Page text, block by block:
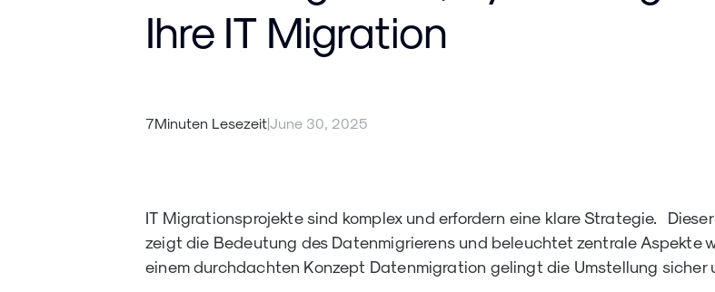
Ihre IT Migration
7Minuten Lesezeit|June 30, 2025
IT Migrationsprojekte sind komplex und erfordern eine klare Strategie.
zeigt die Bedeutung des Datenmigrierens und beleuchtet zentrale
einem durchdachten Konzept Datenmigration gelingt die Umstellung sicher